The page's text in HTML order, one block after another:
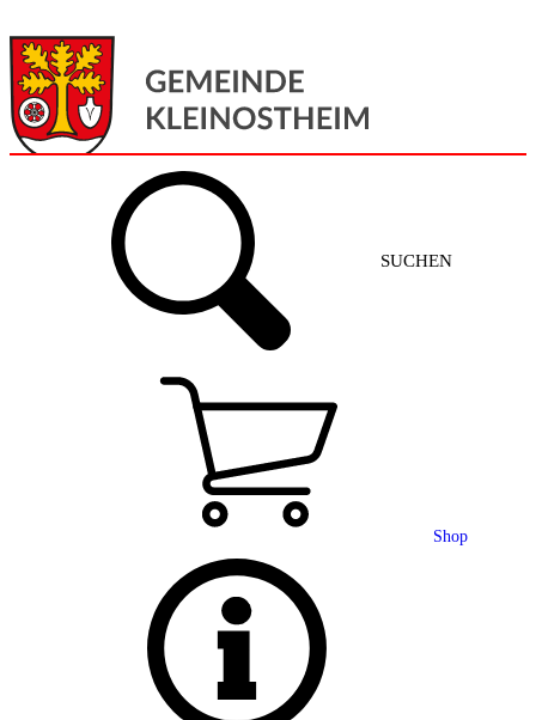
SUCHEN
Shop
Gemeinde + Service
Grußwort